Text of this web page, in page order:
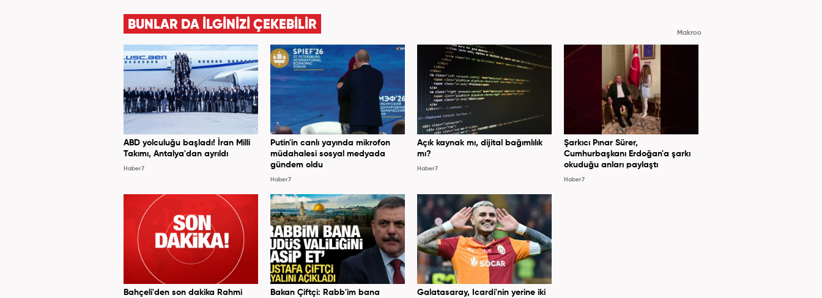
BUNLAR DA İLGİNİZİ ÇEKEBİLİR
Makroo
ABD yolculuğu başladı! İran Milli
Takımı, Antalya'dan ayrıldı
Haber7
Putin'in canlı yayında mikrofon
müdahalesi sosyal medyada
gündem oldu
Haber7
Açık kaynak mı, dijital bağımlılık
mı?
Haber7
Şarkıcı Pınar Sürer,
Cumhurbaşkanı Erdoğan'a şarkı
okuduğu anları paylaştı
Haber7
Bahçeli'den son dakika Rahmi
Bakan Çiftçi: Rabb'im bana
Galatasaray, Icardi'nin yerine iki